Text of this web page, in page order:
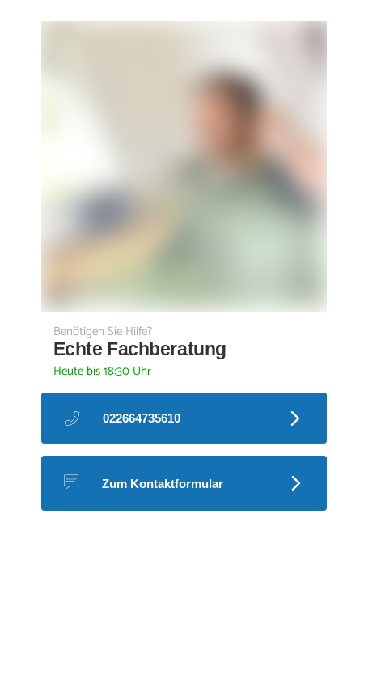
Benötigen Sie Hilfe?
Echte Fachberatung
Heute bis 18:30 Uhr
022664735610
Zum Kontaktformular